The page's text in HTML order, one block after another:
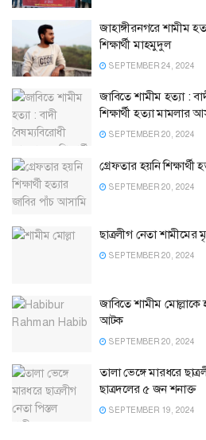
জাহাঙ্গীরনগরে শামীম
শিক্ষার্থী মাহমুদুল
SEPTEMBER 24, 2024
জাবিতে শামীম হত্যা :
শিক্ষার্থী হত্যা মামলার
SEPTEMBER 20, 2024
গ্রেফতার হয়নি
SEPTEMBER 20, 2024
ছাত্রলীগ নেতা
SEPTEMBER 20, 2024
জাবিতে শামীম মোল্লাকে
আটক
SEPTEMBER 20, 2024
তালা ভেঙ্গে মারধরে
ছাত্রদলের ৫ জন শনাক্ত
SEPTEMBER 19, 2024